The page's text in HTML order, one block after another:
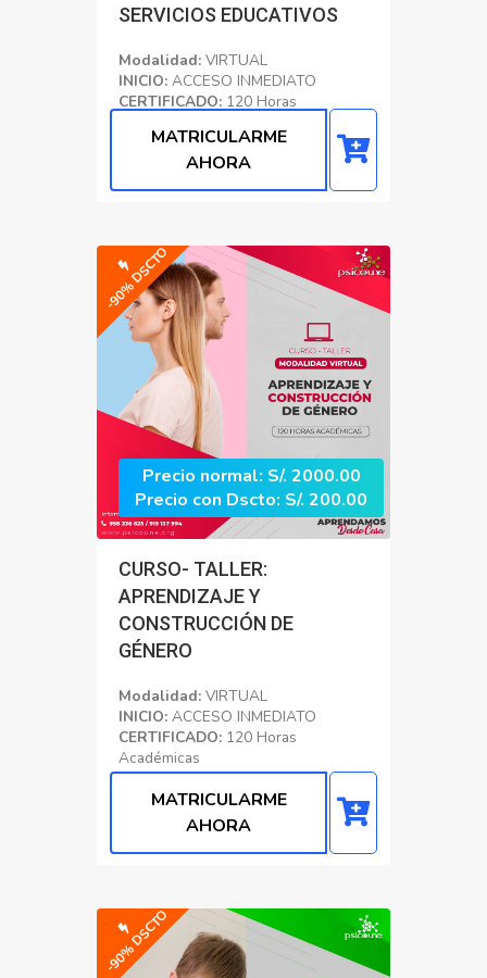
SERVICIOS EDUCATIVOS
Modalidad: VIRTUAL
INICIO: ACCESO INMEDIATO
CERTIFICADO: 120 Horas
Educacion
MATRICULARME
AHORA
-90% DSCTO
Precio normal: S/. 2000.00
Precio con Dscto: S/. 200.00
CURSO- TALLER:
APRENDIZAJE Y
CONSTRUCCIÓN DE
GÉNERO
Modalidad: VIRTUAL
INICIO: ACCESO INMEDIATO
CERTIFICADO: 120 Horas
Académicas
Educacion
MATRICULARME
AHORA
-90% DSCTO